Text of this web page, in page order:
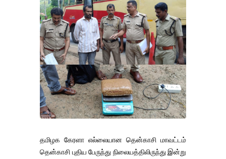
தமிழக கேரளா எல்லையான தென்காசி மாவட்டம்
தென்காசி புதிய பேருந்து நிலையத்திலிருந்து இன்று